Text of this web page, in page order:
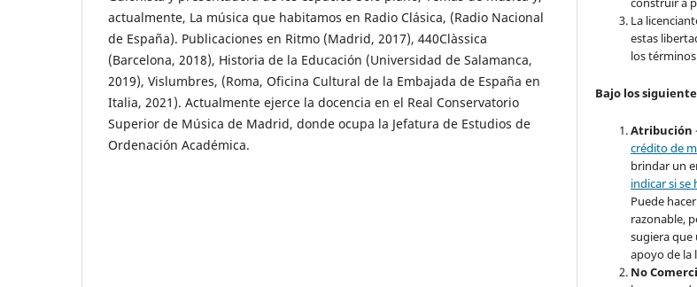
actualmente, La música que habitamos en Radio Clásica, (Radio Nacional
de España). Publicaciones en Ritmo (Madrid, 2017), 440Clàssica
(Barcelona, 2018), Historia de la Educación (Universidad de Salamanca,
2019), Vislumbres, (Roma, Oficina Cultural de la Embajada de España en
Italia, 2021). Actualmente ejerce la docencia en el Real Conservatorio
Superior de Música de Madrid, donde ocupa la Jefatura de Estudios de
Ordenación Académica.
La
estas
los
Bajo los
Atribución
crédito de
brindar un
indicar si se
Puede
razonable,
sugiera que
apoyo de la
No